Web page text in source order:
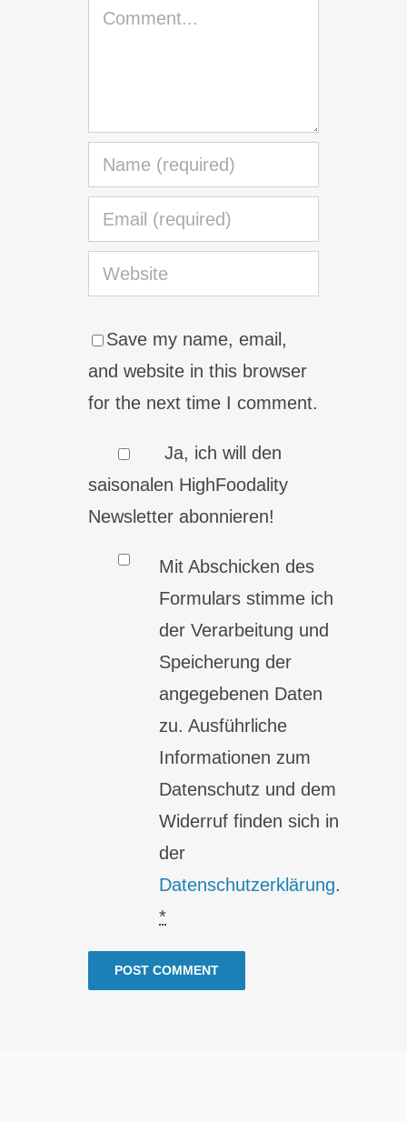
Comment
Save my name, email,
and website in this browser
for the next time I comment.
Ja, ich will den
saisonalen HighFoodality
Newsletter abonnieren!
Mit Abschicken des
Formulars stimme ich
der Verarbeitung und
Speicherung der
angegebenen Daten
zu. Ausführliche
Informationen zum
Datenschutz und dem
Widerruf finden sich in
der
Datenschutzerklärung.
*